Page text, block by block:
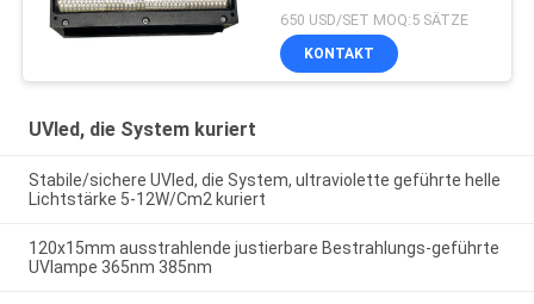
Lampe für
Flachbettuvdrucker
650 USD/SET MOQ:5 SÄTZE
KONTAKT
UVled, die System kuriert
Stabile/sichere UVled, die System, ultraviolette geführte helle
Lichtstärke 5-12W/Cm2 kuriert
120x15mm ausstrahlende justierbare Bestrahlungs-geführte
UVlampe 365nm 385nm